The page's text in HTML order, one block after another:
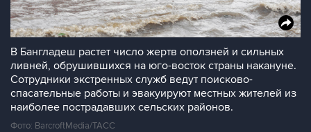
В Бангладеш растет число жертв оползней и сильных
ливней, обрушившихся на юго-восток страны накануне.
Сотрудники экстренных служб ведут поисково-
спасательные работы и эвакуируют местных жителей из
наиболее пострадавших сельских районов.
Фото: BarcroftMedia/ТАСС